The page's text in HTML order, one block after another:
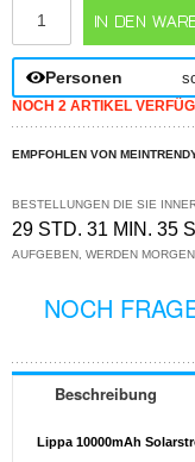
Personen
NOCH 2 ARTIKEL
EMPFOHLEN VON
BESTELLUNGEN DIE SIE
29 STD. 31 MIN. 35
AUFGEBEN, WERDEN
NOCH
Beschreibung
Lippa 10000mAh